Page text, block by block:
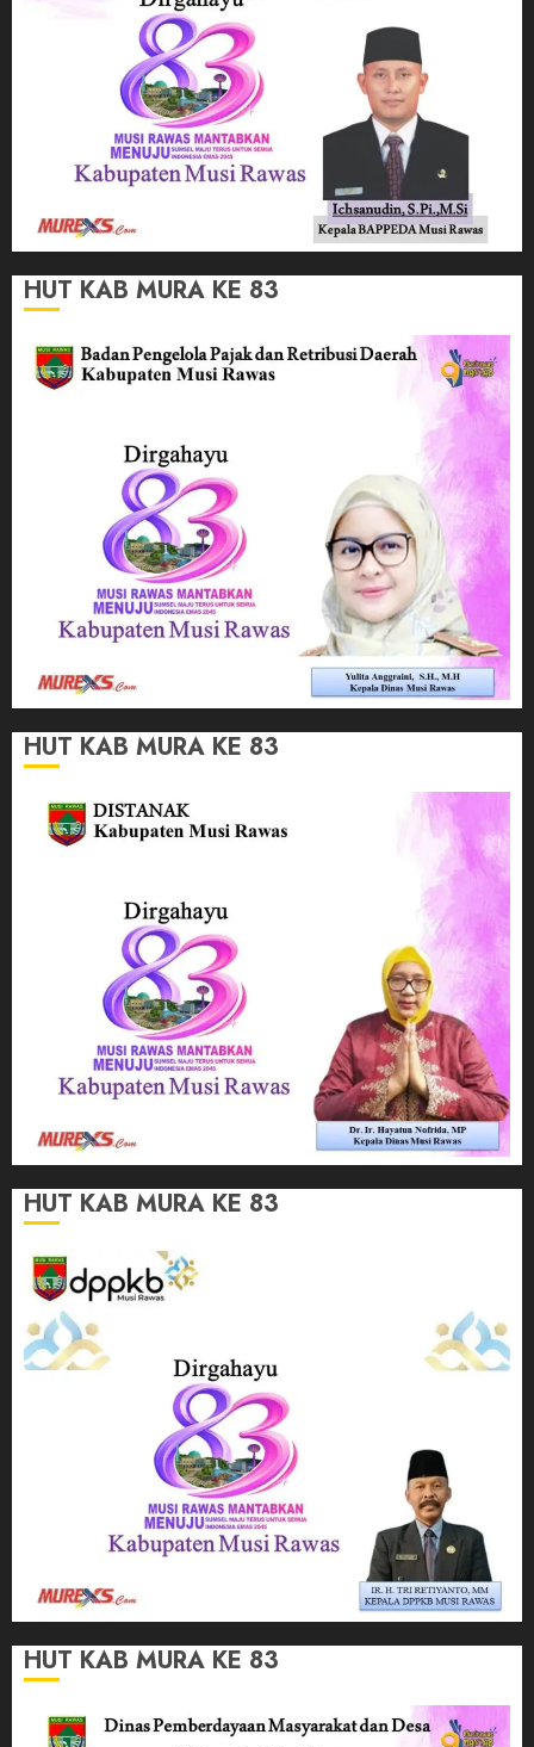
HUT KAB MURA KE 83
HUT KAB MURA KE 83
HUT KAB MURA KE 83
HUT KAB MURA KE 83